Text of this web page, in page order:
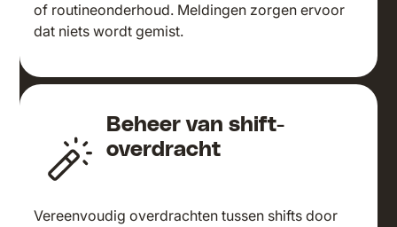
of routineonderhoud. Meldingen zorgen ervoor
dat niets wordt gemist.
Beheer van shift-
overdracht
Vereenvoudig overdrachten tussen shifts door